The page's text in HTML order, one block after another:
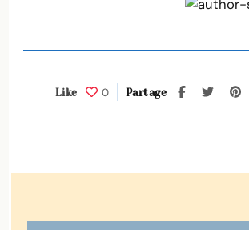
0
Like Partage